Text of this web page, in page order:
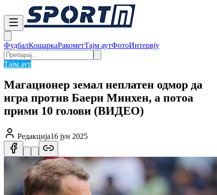
ФудбалКошаркаРакометТајм аутФотоИнтервју
Тајм аут
Магационер земал неплатен одмор да
игра против Баерн Минхен, а потоа
прими 10 голови (ВИДЕО)
Редакција16 јун 2025